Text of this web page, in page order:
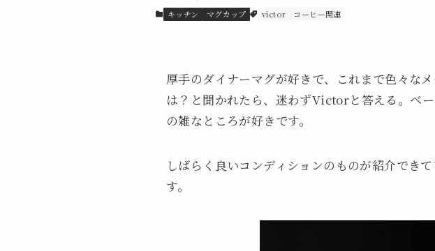
キッチン マグカップ victor コーヒー関連
厚手のダイナーマグが好きで、これまで色々な
は？と聞かれたら、迷わずVictorと答える。ベ
の雑なところが好きです。
しばらく良いコンディションのものが紹介でき
す。